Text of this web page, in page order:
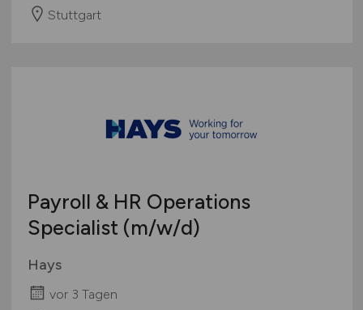
Stuttgart
Payroll & HR Operations
Specialist (m/w/d)
Hays
vor 3 Tagen